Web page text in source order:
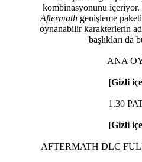
kombinasyonunu içeriyor.
Aftermathgenişleme
oynanabilir karakterlerin
başlıkları da
ANA
[Gizli
1.30
[Gizli
AFTERMATH DLC